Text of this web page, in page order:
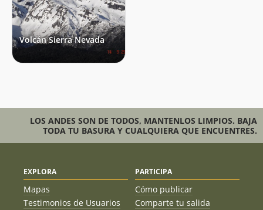
Volcán Sierra Nevada
LOS ANDES SON DE TODOS, MANTENLOS LIMPIOS. BAJA
TODA TU BASURA Y CUALQUIERA QUE ENCUENTRES.
EXPLORA
Mapas
Testimonios de Usuarios
PARTICIPA
Cómo publicar
Comparte tu salida